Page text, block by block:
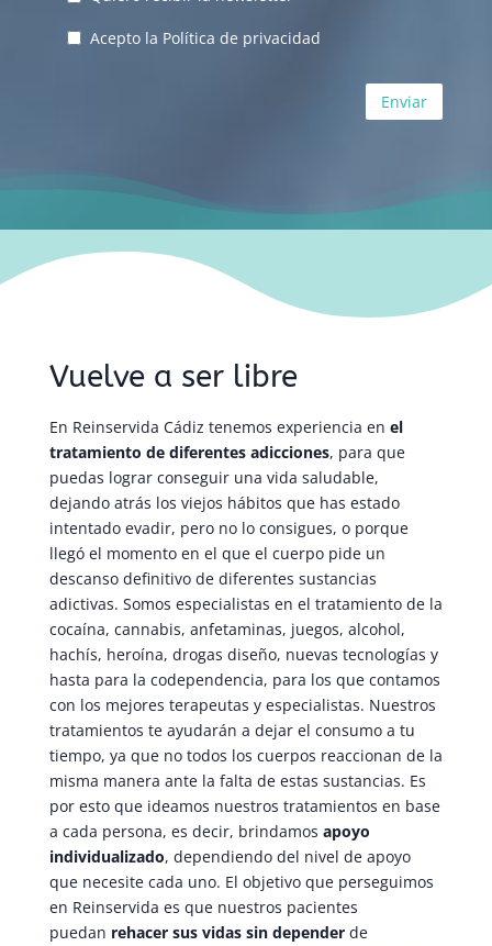
Vuelve a ser libre
En Reinservida Cádiz tenemos experiencia en el
tratamiento de diferentes adicciones, para que
puedas lograr conseguir una vida saludable,
dejando atrás los viejos hábitos que has estado
intentado evadir, pero no lo consigues, o porque
llegó el momento en el que el cuerpo pide un
descanso definitivo de diferentes sustancias
adictivas. Somos especialistas en el tratamiento de la
cocaína, cannabis, anfetaminas, juegos, alcohol,
hachís, heroína, drogas diseño, nuevas tecnologías y
hasta para la codependencia, para los que contamos
con los mejores terapeutas y especialistas. Nuestros
tratamientos te ayudarán a dejar el consumo a tu
tiempo, ya que no todos los cuerpos reaccionan de la
misma manera ante la falta de estas sustancias. Es
por esto que ideamos nuestros tratamientos en base
a cada persona, es decir, brindamos apoyo
individualizado, dependiendo del nivel de apoyo
que necesite cada uno. El objetivo que perseguimos
en Reinservida es que nuestros pacientes
puedan rehacer sus vidas sin dependerde